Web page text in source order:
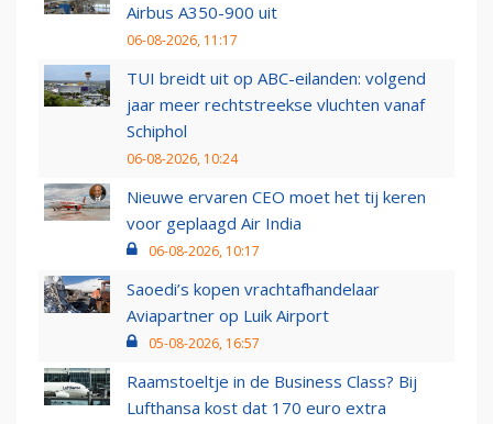
Airbus A350-900 uit
06-08-2026, 11:17
TUI breidt uit op ABC-eilanden: volgend
jaar meer rechtstreekse vluchten vanaf
Schiphol
06-08-2026, 10:24
Nieuwe ervaren CEO moet het tij keren
voor geplaagd Air India
06-08-2026, 10:17
Saoedi’s kopen vrachtafhandelaar
Aviapartner op Luik Airport
05-08-2026, 16:57
Raamstoeltje in de Business Class? Bij
Lufthansa kost dat 170 euro extra